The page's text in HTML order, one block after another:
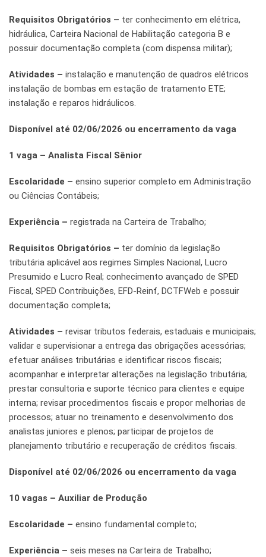
Requisitos Obrigatórios – ter conhecimento em elétrica,
hidráulica, Carteira Nacional de Habilitação categoria B e
possuir documentação completa (com dispensa militar);
Atividades – instalação e manutenção de quadros elétricos
instalação de bombas em estação de tratamento ETE;
instalação e reparos hidráulicos.
Disponível até 02/06/2026 ou encerramento da vaga
1 vaga – Analista Fiscal Sênior
Escolaridade – ensino superior completo em Administração
ou Ciências Contábeis;
Experiência – registrada na Carteira de Trabalho;
Requisitos Obrigatórios – ter domínio da legislação
tributária aplicável aos regimes Simples Nacional, Lucro
Presumido e Lucro Real; conhecimento avançado de SPED
Fiscal, SPED Contribuições, EFD-Reinf, DCTFWeb e possuir
documentação completa;
Atividades – revisar tributos federais, estaduais e municipais;
validar e supervisionar a entrega das obrigações acessórias;
efetuar análises tributárias e identificar riscos fiscais;
acompanhar e interpretar alterações na legislação tributária;
prestar consultoria e suporte técnico para clientes e equipe
interna; revisar procedimentos fiscais e propor melhorias de
processos; atuar no treinamento e desenvolvimento dos
analistas juniores e plenos; participar de projetos de
planejamento tributário e recuperação de créditos fiscais.
Disponível até 02/06/2026 ou encerramento da vaga
10 vagas – Auxiliar de Produção
Escolaridade – ensino fundamental completo;
Experiência – seis meses na Carteira de Trabalho;